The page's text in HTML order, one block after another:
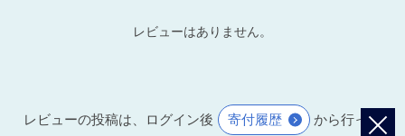
レビューはありません。
レビューの投稿は、ログイン後 寄付履歴
から行って